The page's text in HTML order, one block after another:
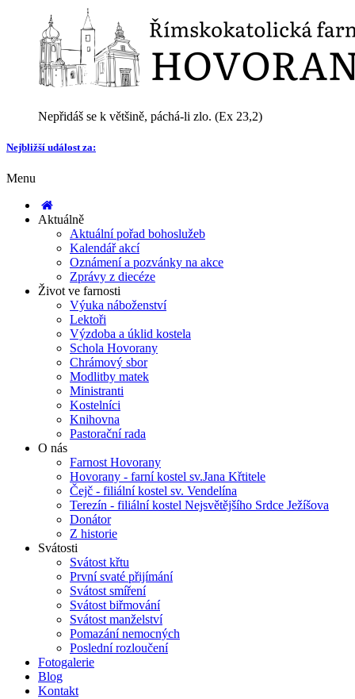
Nepřidáš se k většině, páchá-li zlo. (Ex 23,2)
Nejbližší událost za:
Menu
Aktuálně
Aktuální pořad bohoslužeb
Kalendář akcí
Oznámení a pozvánky na akce
Zprávy z diecéze
Život ve farnosti
Výuka náboženství
Lektoři
Výzdoba a úklid kostela
Schola Hovorany
Chrámový sbor
Modlitby matek
Ministranti
Kostelníci
Knihovna
Pastorační rada
O nás
Farnost Hovorany
Hovorany - farní kostel sv.Jana Křtitele
Čejč - filiální kostel sv. Vendelína
Terezín - filiální kostel Nejsvětějšího Srdce Ježíšova
Donátor
Z historie
Svátosti
Svátost křtu
První svaté přijímání
Svátost smíření
Svátost biřmování
Svátost manželství
Pomazání nemocných
Poslední rozloučení
Fotogalerie
Blog
Kontakt